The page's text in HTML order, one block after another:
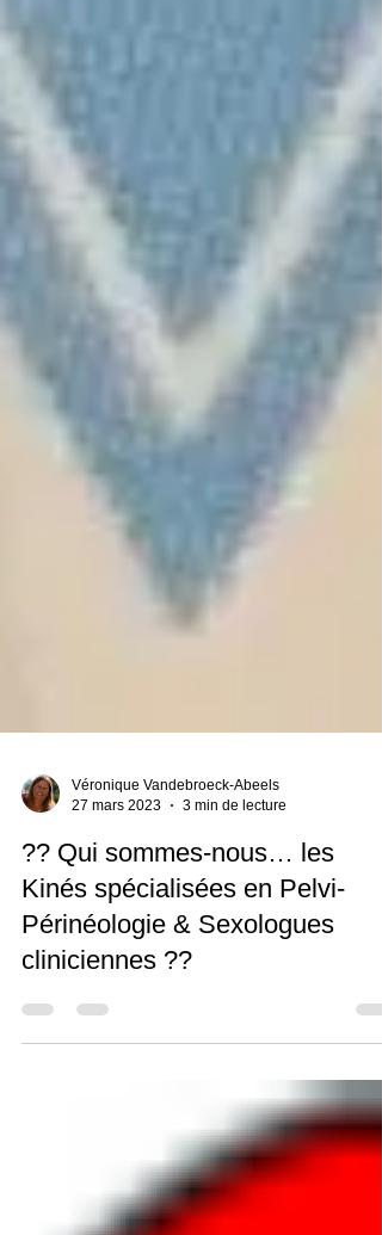
27 mars 2023
3 min de lecture
?? Qui sommes-nous… les
Kinés spécialisées en Pelvi-
Périnéologie & Sexologues
cliniciennes ??